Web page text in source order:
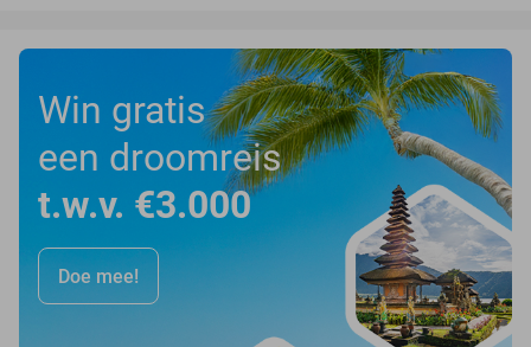
Win gratis
een droomreis
t.w.v. €3.000
Doe mee!